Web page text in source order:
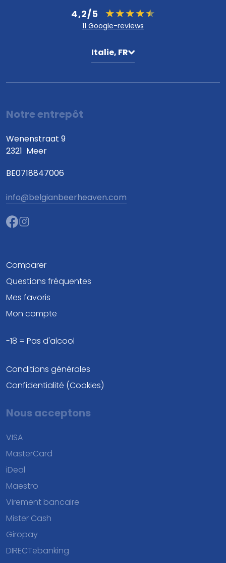
4,2/5
11 Google-reviews
Italie, FR
Notre entrepôt
Wenenstraat 9
2321 Meer
BE0718847006
info@belgianbeerheaven.com
Comparer
Questions fréquentes
Mes favoris
Mon compte
-18 = Pas d'alcool
Conditions générales
Confidentialité (Cookies)
Nous acceptons
VISA
MasterCard
iDeal
Maestro
Virement bancaire
Mister Cash
Giropay
DIRECTebanking